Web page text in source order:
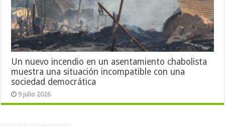
Un nuevo incendio en un asentamiento chabolista
muestra una situación incompatible con una
sociedad democrática
9 julio 2026